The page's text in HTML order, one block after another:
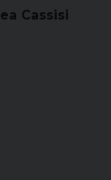
Cassisi